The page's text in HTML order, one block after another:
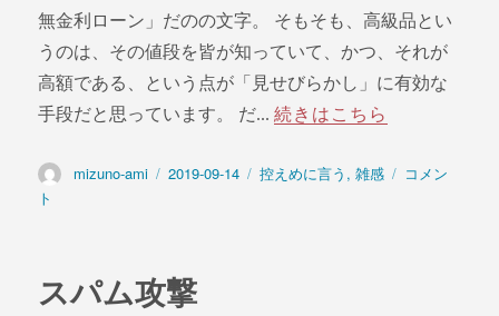
無金利ローン」だのの文字。 そもそも、高級品とい
うのは、その値段を皆が知っていて、かつ、それが
高額である、という点が「見せびらかし」に有効な
手段だと思っています。 だ...続きはこちら
投
mizuno-ami
投
2019-09-14
カ
控えめに言う ,雑感
ブ
コメン
ト
スパム攻撃